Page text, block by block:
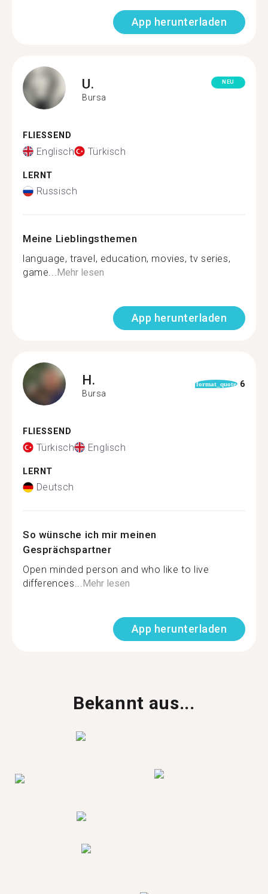
App herunterladen
U.
Bursa
NEU
FLIESSEND
Englisch Türkisch
LERNT
Russisch
Meine Lieblingsthemen
language, travel, education, movies, tv series,
game...Mehr lesen
App herunterladen
H.
Bursa
format_quote 6
FLIESSEND
Türkisch Englisch
LERNT
Deutsch
So wünsche ich mir meinen
Gesprächspartner
Open minded person and who like to live
differences...Mehr lesen
App herunterladen
Bekannt aus...